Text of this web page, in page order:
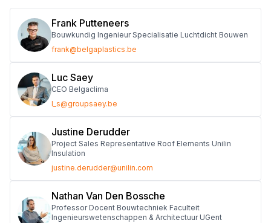
Frank Putteneers
Bouwkundig Ingenieur Specialisatie Luchtdicht Bouwen
frank@belgaplastics.be
Luc Saey
CEO Belgaclima
l_s@groupsaey.be
Justine Derudder
Project Sales Representative Roof Elements Unilin
Insulation
justine.derudder@unilin.com
Nathan Van Den Bossche
Professor Docent Bouwtechniek Faculteit
Ingenieurswetenschappen & Architectuur UGent